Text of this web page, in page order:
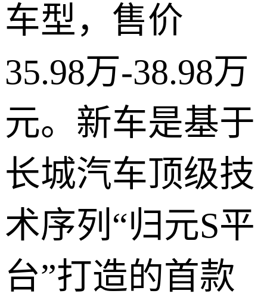
车型，售价
35.98万-38.98万
元。新车是基于
长城汽车顶级技
术序列“归元S平
台”打造的首款